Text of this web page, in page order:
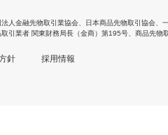
人金融先物取引業協会 日本商品先物取引協会
引業者 関東財務局長（金商）第195号、商品先物
針 採用情報